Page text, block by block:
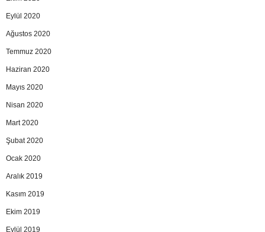
Eylül 2020
Ağustos 2020
Temmuz 2020
Haziran 2020
Mayıs 2020
Nisan 2020
Mart 2020
Şubat 2020
Ocak 2020
Aralık 2019
Kasım 2019
Ekim 2019
Eylül 2019